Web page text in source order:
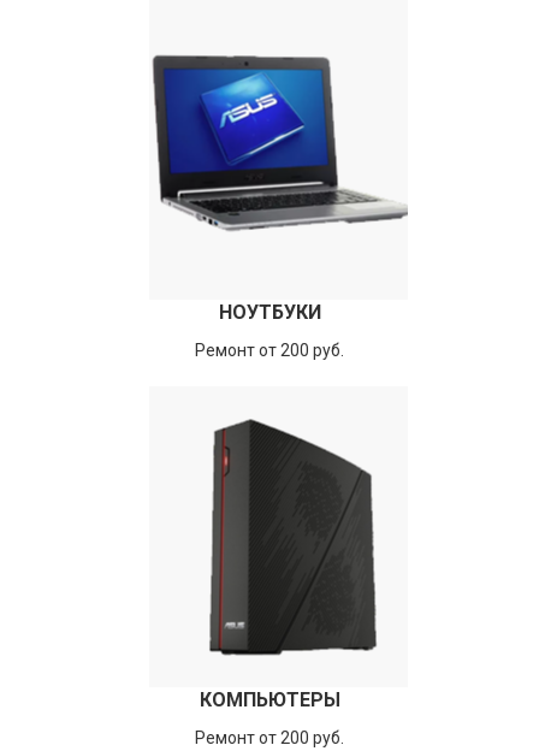
НОУТБУКИ
Ремонт от 200 руб.
КОМПЬЮТЕРЫ
Ремонт от 200 руб.